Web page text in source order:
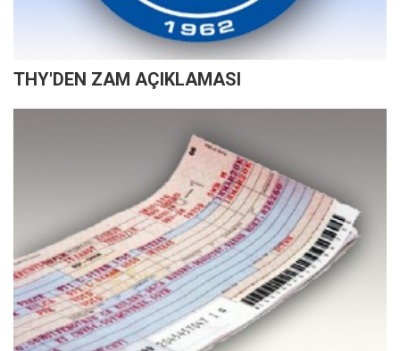
THY'DEN ZAM AÇIKLAMASI